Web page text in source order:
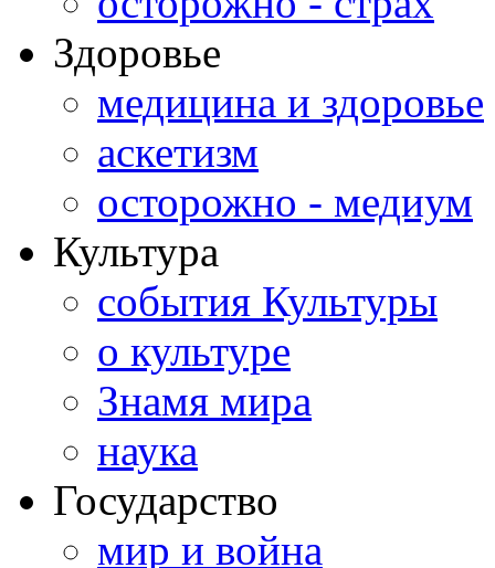
Здоровье
медицина и здоровье
аскетизм
осторожно - медиум
Культура
события Культуры
о культуре
Знамя мира
наука
Государство
мир и война